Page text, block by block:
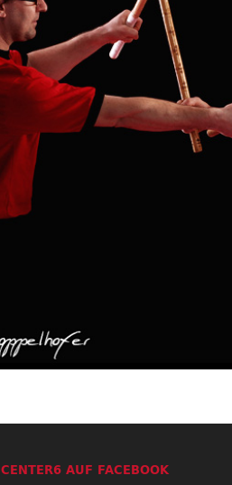
CENTER6 AUF FACEBOOK